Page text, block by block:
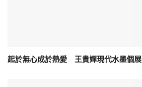
起於無心成於熱愛 王貴嬋現代水墨個展